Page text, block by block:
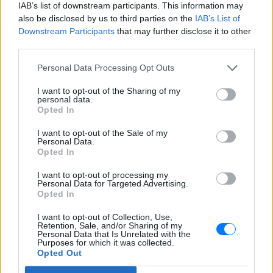
IAB’s list of downstream participants. This information may
also be disclosed by us to third parties on the IAB’s List of
Downstream Participants that may further disclose it to other
Personal Data Processing Opt Outs
I want to opt-out of the Sharing of my
personal data.
Opted In
I want to opt-out of the Sale of my
Personal Data.
Opted In
I want to opt-out of processing my
Personal Data for Targeted Advertising.
Opted In
I want to opt-out of Collection, Use,
Retention, Sale, and/or Sharing of my
Personal Data that Is Unrelated with the
Purposes for which it was collected.
Opted Out
ΔΕΙΤΕ ΕΠΙΣΗΣ
ΣΤΗΝ ΙΔΙΑ ΚΑΤΗΓΟΡΙΑ
Η παράξενη ελευθερία: Σε αυτή
δεν θεωρείται πρόκληση
ΣΉΜΕΡΑ
Έβαλαν όλους τους
εργαζόμενους στον ίδιο χώρο
περίμενε